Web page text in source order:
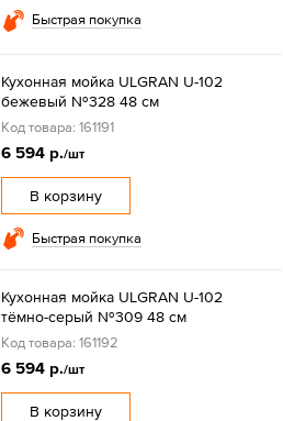
Быстрая покупка
Кухонная мойка ULGRAN U-102
бежевый №328 48 см
Код товара: 161191
6 594 р./шт
В корзину
Быстрая покупка
Кухонная мойка ULGRAN U-102
тёмно-серый №309 48 см
Код товара: 161192
6 594 р./шт
В корзину